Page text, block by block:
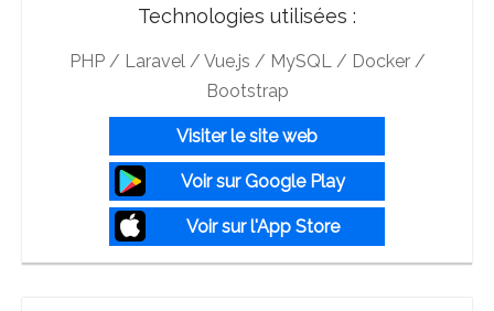
Technologies utilisées :
PHP / Laravel / Vue.js / MySQL / Docker /
Bootstrap
Visiter le site web
Voir sur Google Play
Voir sur l'App Store